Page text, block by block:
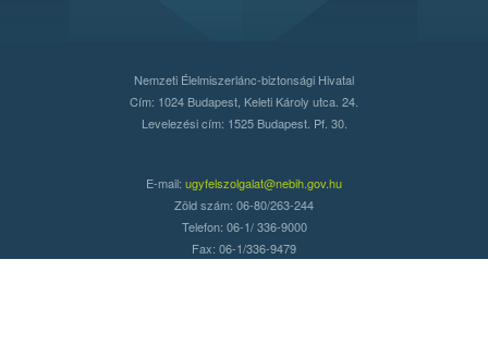
Nemzeti Élelmiszerlánc-biztonsági Hivatal
Cím: 1024 Budapest, Keleti Károly utca. 24.
Levelezési cím: 1525 Budapest. Pf. 30.
E-mail: ugyfelszolgalat@nebih.gov.hu
Zöld szám: 06-80/263-244
Telefon: 06-1/ 336-9000
Fax: 06-1/336-9479